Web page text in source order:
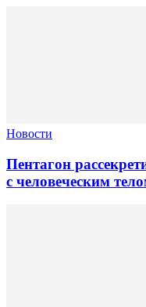
Новости
Пентагон
с человеческим